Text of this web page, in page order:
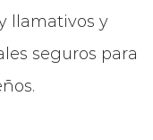
llamativos y
seguros para